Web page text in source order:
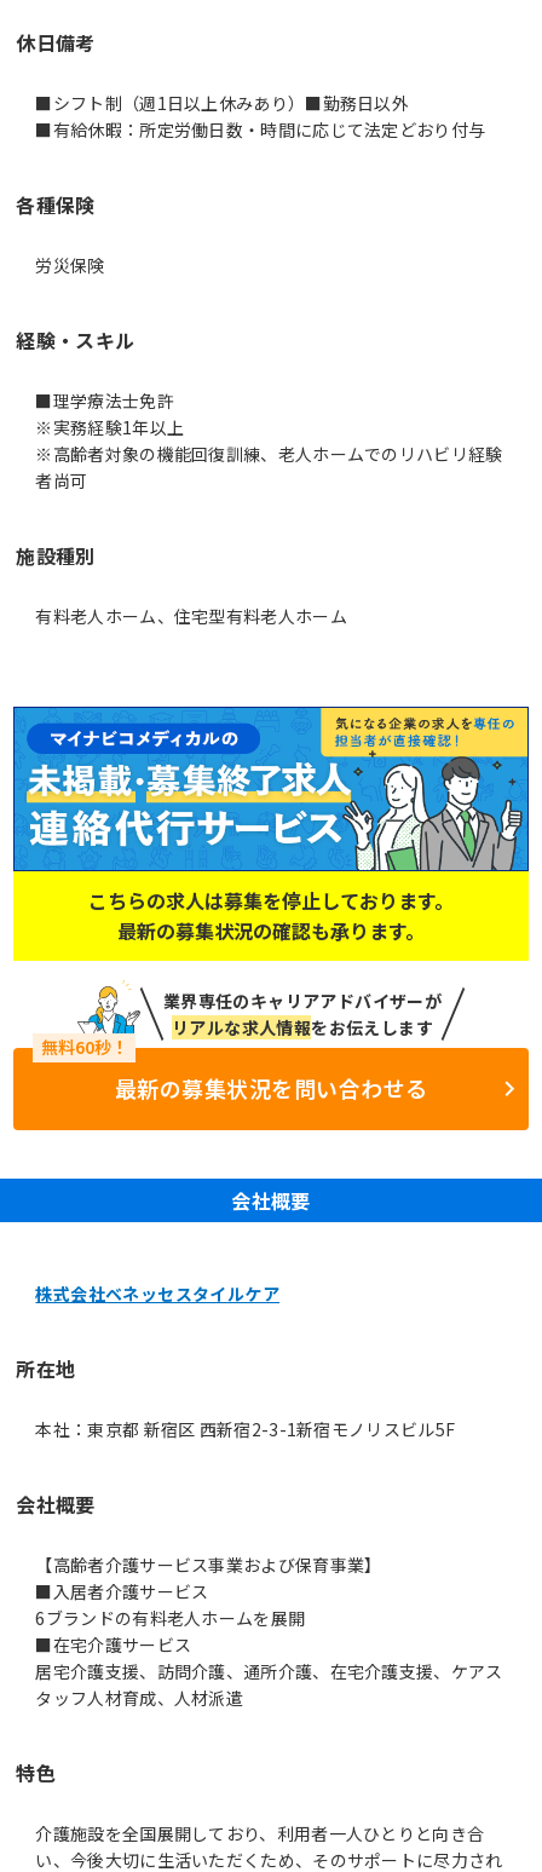
休日備考
■シフト制（週1日以上休みあり）■勤務日以外
■有給休暇：所定労働日数・時間に応じて法定どおり付与
各種保険
労災保険
経験・スキル
■理学療法士免許
※実務経験1年以上
※高齢者対象の機能回復訓練、老人ホームでのリハビリ経験
者尚可
施設種別
有料老人ホーム、住宅型有料老人ホーム
こちらの求人は募集を停止しております。
最新の募集状況の確認も承ります。
業界専任のキャリアアドバイザーが
リアルな求人情報をお伝えします
最新の募集状況を問い合わせる
会社概要
株式会社ベネッセスタイルケア
所在地
本社：東京都 新宿区 西新宿2-3-1新宿モノリスビル5F
会社概要
【高齢者介護サービス事業および保育事業】
■入居者介護サービス
6ブランドの有料老人ホームを展開
■在宅介護サービス
居宅介護支援、訪問介護、通所介護、在宅介護支援、ケアス
タッフ人材育成、人材派遣
特色
介護施設を全国展開しており、利用者一人ひとりと向き合
い、今後大切に生活いただくため、そのサポートに尽力され